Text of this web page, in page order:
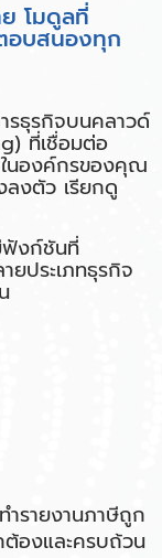
โมดูลที่
อบสนองทุก
รธุรกิจบนคลาวด์
ที่เชื่อมต่อ
นองค์กรของคุณ
ลงตัว เรียกดู
ฟังก์ชันที่
ยประเภทธุรกิจ
รายงานภาษีถูก
องและครบถ้วน